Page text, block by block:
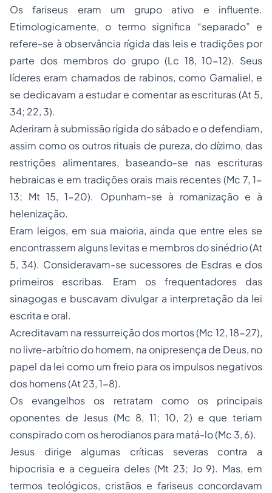
Os fariseus eram um grupo ativo e influente.
Etimologicamente, o termo significa “separado” e
refere-se à observância rígida das leis e tradições por
parte dos membros do grupo (Lc 18, 10-12). Seus
líderes eram chamados de rabinos, como Gamaliel, e
se dedicavam a estudar e comentar as escrituras (At 5,
34; 22, 3).
Aderiram à submissão rígida do sábado e o defendiam,
assim como os outros rituais de pureza, do dízimo, das
restrições alimentares, baseando-se nas escrituras
hebraicas e em tradições orais mais recentes (Mc 7, 1-
13; Mt 15, 1-20). Opunham-se à romanização e à
helenização.
Eram leigos, em sua maioria, ainda que entre eles se
encontrassem alguns levitas e membros do sinédrio (At
5, 34). Consideravam-se sucessores de Esdras e dos
primeiros escribas. Eram os frequentadores das
sinagogas e buscavam divulgar a interpretação da lei
escrita e oral.
Acreditavam na ressurreição dos mortos (Mc 12, 18-27),
no livre-arbítrio do homem, na onipresença de Deus, no
papel da lei como um freio para os impulsos negativos
dos homens (At 23, 1-8).
Os evangelhos os retratam como os principais
oponentes de Jesus (Mc 8, 11; 10, 2) e que teriam
conspirado com os herodianos para matá-lo (Mc 3, 6).
Jesus dirige algumas críticas severas contra a
hipocrisia e a cegueira deles (Mt 23; Jo 9). Mas, em
termos teológicos, cristãos e fariseus concordavam